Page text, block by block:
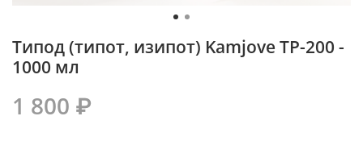
Типод (типот, изипот) Kamjove TP-200 -
1000 мл
1 800 ₽